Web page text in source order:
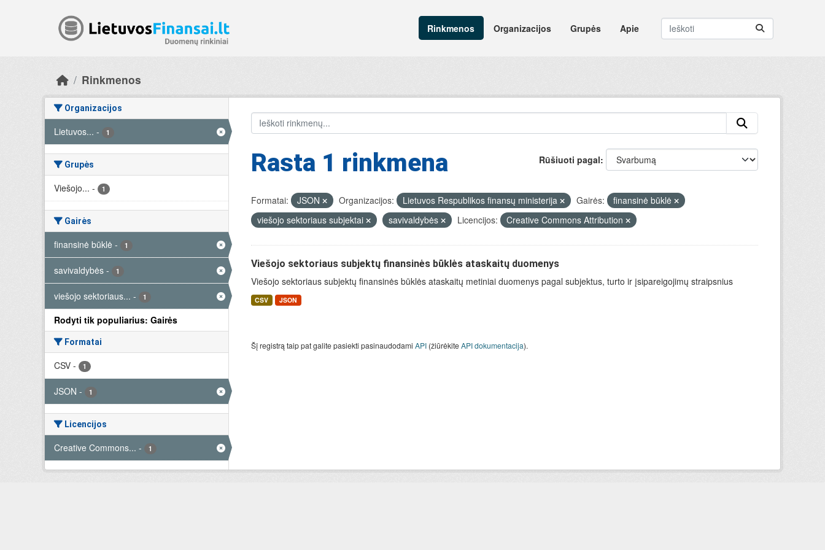
Rinkmenos
Organizacijos Grupės Apie
Rinkmenos
Organizacijos
Lietuvos... - 1
Grupės
Viešojo... - 1
Gairės
finansinė būklė - 1
savivaldybės - 1
viešojo sektoriaus... - 1
Rodyti tik populiarius: Gairės
Formatai
CSV - 1
JSON - 1
Licencijos
Creative Commons... - 1
Rūšiuoti pagal
Rasta 1 rinkmena
Formatai: JSON Organizacijos: Lietuvos Respublikos finansų ministerija Gairės:
finansinė būklė
viešojo sektoriaus subjektai
savivaldybės Licencijos: Creative Commons Attribution
Viešojo sektoriaus subjektų finansinės būklės ataskaitų duomenys
Viešojo sektoriaus subjektų finansinės būklės ataskaitų metiniai duomenys pagal subjektus, turto ir įsipareigojimų straipsnius
CSV JSON
Šį registrą taip pat galite pasiekti pasinaudodami API(žiūrėkiteAPI dokumentacija).